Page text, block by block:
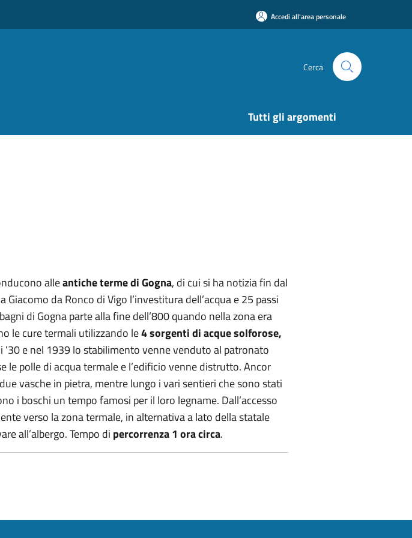
Accedi all'area personale
Cerca
Tutti gli argomenti
alleantiche terme di Gogna, di cui si ha notizia fin dal
da Ronco di Vigo l’investitura dell’acqua e 25 passi
di Gogna parte alla fine dell’800 quando nella zona era
le cure termali utilizzando le4 sorgenti di acque solforose,
e nel 1939 lo stabilimento venne venduto al patronato
le polle di acqua termale e l’edificio venne distrutto. Ancor
vasche in pietra, mentre lungo i vari sentieri che sono stati
i boschi un tempo famosi per il loro legname. Dall’accesso
verso la zona termale, in alternativa a lato della statale
all’albergo. Tempo di percorrenza 1 ora circa.